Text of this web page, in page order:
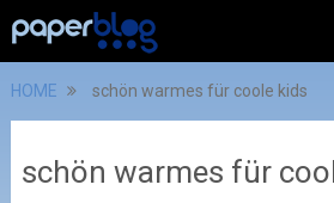
HOME schön warmes für coole kids
schön warmes für